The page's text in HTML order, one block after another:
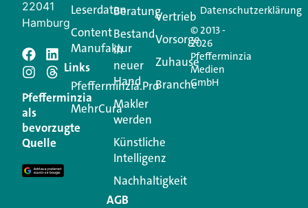
Schreiben Sie einen
Kommentar
Ihre E-Mail-Adresse wird nicht veröffentlicht.
Erforderliche Felder sind mit
Kommentar
22041
Hamburg
Pfefferminzia
als
bevorzugte
Quelle
Leserdaten
Content
Manufaktur
Links
Pfefferminzia.Pro
MehrCura
Beratung
Bestand
in
neuer
Hand
Makler
werden
Künstliche
Intelligenz
Nachhaltigkeit
AGB
Vertrieb
Vorsorge
Zuhause
Branche
© 2013 -
2026
Pfefferminzia
Medien
GmbH
Datenschutzerklärung